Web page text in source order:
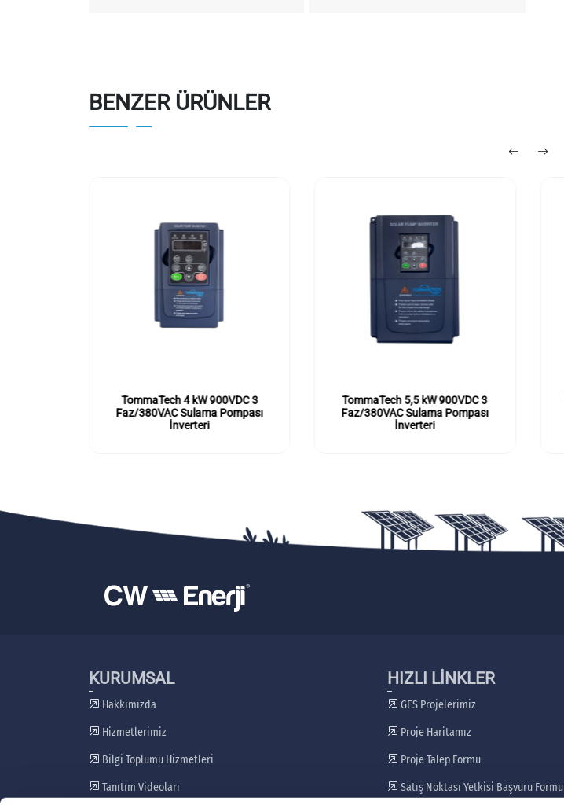
BENZER ÜRÜNLER
TommaTech 4 kW 900VDC 3
Faz/380VAC Sulama Pompası
İnverteri
TommaTech 5,5 kW 900VDC 3
Faz/380VAC Sulama Pompası
İnverteri
KURUMSAL
Hakkımızda
Hizmetlerimiz
Bilgi Toplumu Hizmetleri
Tanıtım Videoları
HIZLI LİNKLER
GES Projelerimiz
Proje Haritamız
Proje Talep Formu
Satış Noktası Yetkisi Başvuru Formu